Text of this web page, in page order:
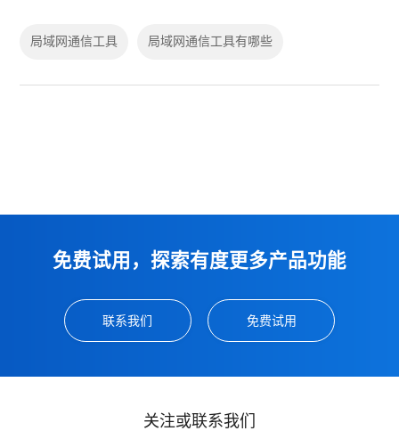
认可的局域网通信工具推荐，帮助您...
局域网通信工具 局域网通信工具有哪些
免费试用，探索有度更多产品功能
联系我们 免费试用
关注或联系我们